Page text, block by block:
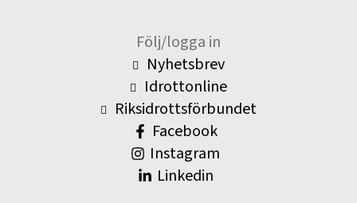
Följ/logga in
Nyhetsbrev
Idrottonline
Riksidrottsförbundet
Facebook
Instagram
Linkedin